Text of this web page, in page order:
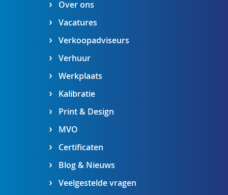
Over ons
Vacatures
Verkoopadviseurs
Verhuur
Werkplaats
Kalibratie
Print & Design
MVO
Certificaten
Blog & Nieuws
Veelgestelde vragen